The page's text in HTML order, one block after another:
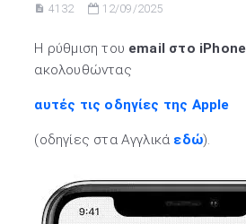
4132 12/09/2025
H ρύθμιση του email στο iPhone
ακολουθώντας
αυτές τις οδηγίες της Apple
(οδηγίες στα Αγγλικά εδώ).